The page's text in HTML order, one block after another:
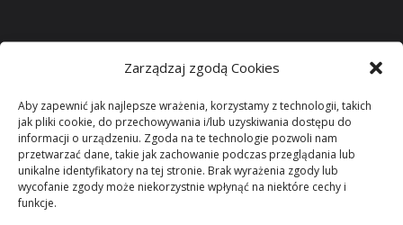
Zarządzaj zgodą Cookies
Aby zapewnić jak najlepsze wrażenia, korzystamy z technologii, takich
jak pliki cookie, do przechowywania i/lub uzyskiwania dostępu do
informacji o urządzeniu. Zgoda na te technologie pozwoli nam
przetwarzać dane, takie jak zachowanie podczas przeglądania lub
unikalne identyfikatory na tej stronie. Brak wyrażenia zgody lub
wycofanie zgody może niekorzystnie wpłynąć na niektóre cechy i
funkcje.
witrynę.
Parafii Niepokalanego
Poczęcia NMPw